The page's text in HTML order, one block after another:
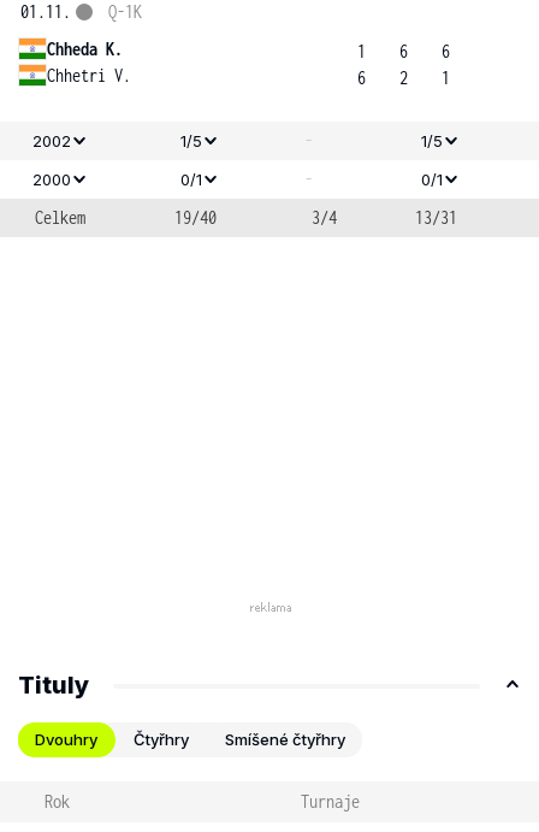
01.11.
Chheda K.
Chhetri V.
Q-1K
1
6
6
2
6
1
2002 1/5 -
1/5
2000
0/1 - 0/1
Celkem 19/40 3/4 13/31
Tituly
Dvouhry Čtyřhry Smíšené čtyřhry
Rok Turnaje